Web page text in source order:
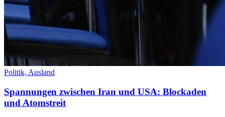
Politik, Ausland
Spannungen zwischen Iran und USA: Blockaden
und Atomstreit